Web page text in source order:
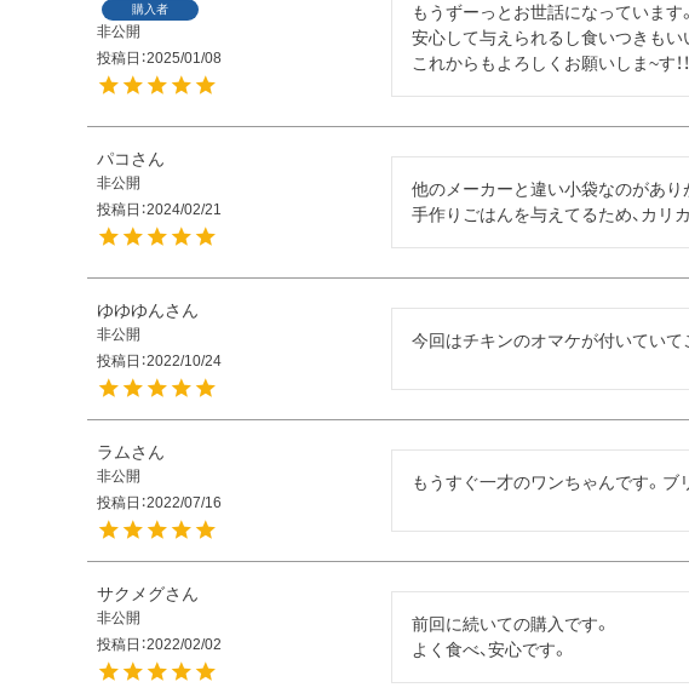
購入者
非公開
投稿日 2025/01/08
もうずーっとお世話になっています。
安心して与えられるし食いつきもい
これからもよろしくお願いしま~す！！
パコ
非公開
投稿日 2024/02/21
他のメーカーと違い小袋なのがあり
手作りごはんを与えてるため、カリ
ゆゆゆん
非公開
投稿日 2022/10/24
今回はチキンのオマケが付いていて
ラム
非公開
投稿日 2022/07/16
もうすぐ一才のワンちゃんです。
サクメグ
非公開
投稿日 2022/02/02
前回に続いての購入です。
よく食べ、安心です。